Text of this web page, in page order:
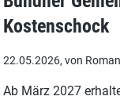
Kostenschock
22.05.2026, von
Ab März 2027